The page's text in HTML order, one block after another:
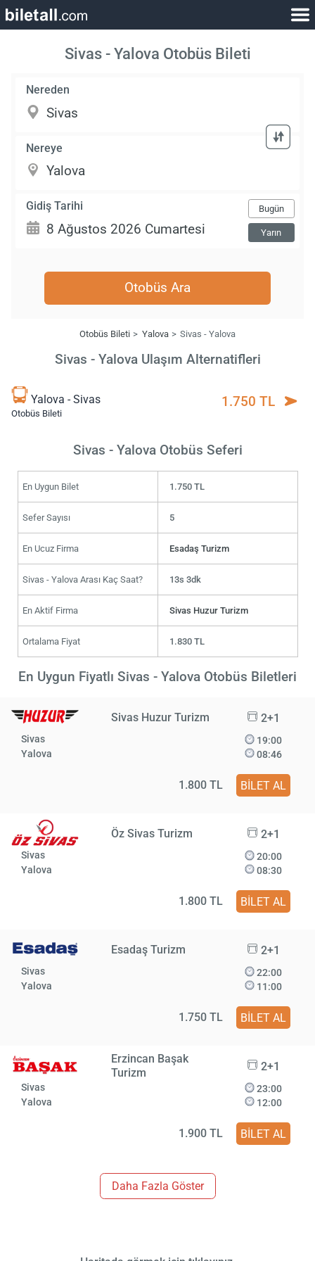
Sivas - Yalova Otobüs Bileti
Nereden
Nereye
Gidiş Tarihi Bugün
Yarın
Otobüs Ara
Otobüs Bileti Yalova Sivas - Yalova
Sivas - Yalova Ulaşım Alternatifleri
Yalova - Sivas
Otobüs Bileti
1.750 TL
Sivas - Yalova Otobüs Seferi
En Uygun Bilet 1.750 TL
Sefer Sayısı 5
En Ucuz Firma Esadaş Turizm
Sivas - Yalova Arası Kaç Saat? 13s 3dk
En Aktif Firma Sivas Huzur Turizm
Ortalama Fiyat 1.830 TL
En Uygun Fiyatlı Sivas - Yalova Otobüs Biletleri
Sivas Huzur Turizm 2+1
Sivas
Yalova
19:00
08:46
1.800 TL BİLET AL
Öz Sivas Turizm 2+1
Sivas
Yalova
20:00
08:30
1.800 TL BİLET AL
Esadaş Turizm 2+1
Sivas
Yalova
22:00
11:00
1.750 TL BİLET AL
Erzincan Başak
Turizm
2+1
Sivas
Yalova
23:00
12:00
1.900 TL BİLET AL
Daha Fazla Göster